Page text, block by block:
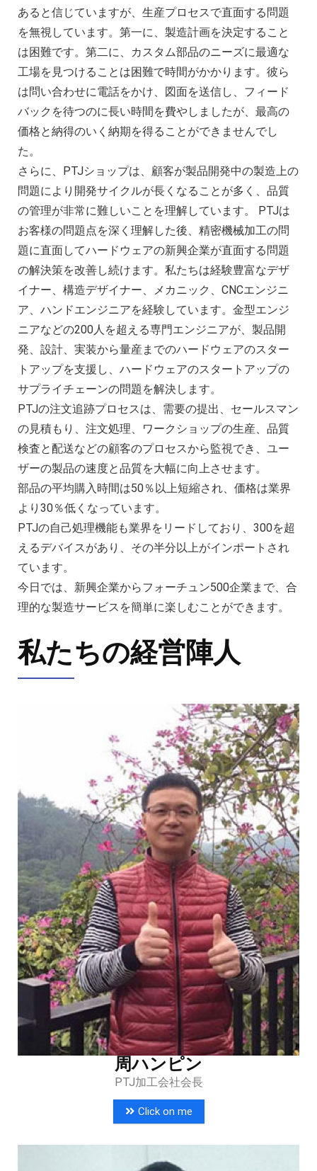
CNC機械加工部品の材料選択時の考慮点
2025年における日本の機械加工業界への影
あると信じていますが、生産プロセスで直面する問題
を無視しています。第一に、製造計画を決定すること
は困難です。第二に、カスタム部品のニーズに最適な
工場を見つけることは困難で時間がかかります。彼ら
は問い合わせに電話をかけ、図面を送信し、フィード
バックを待つのに長い時間を費やしましたが、最高の
価格と納得のいく納期を得ることができませんでし
た。
さらに、PTJショップは、顧客が製品開発中の製造上の
問題により開発サイクルが長くなることが多く、品質
の管理が非常に難しいことを理解しています。 PTJは
お客様の問題点を深く理解した後、精密機械加工の問
題に直面してハードウェアの新興企業が直面する問題
の解決策を改善し続けます。私たちは経験豊富なデザ
イナー、構造デザイナー、メカニック、CNCエンジニ
ア、ハンドエンジニアを経験しています。金型エンジ
ニアなどの200人を超える専門エンジニアが、製品開
発、設計、実装から量産までのハードウェアのスター
トアップを支援し、ハードウェアのスタートアップの
サプライチェーンの問題を解決します。
PTJの注文追跡プロセスは、需要の提出、セールスマン
の見積もり、注文処理、ワークショップの生産、品質
検査と配送などの顧客のプロセスから監視でき、ユー
ザーの製品の速度と品質を大幅に向上させます。
部品の平均購入時間は50％以上短縮され、価格は業界
より30％低くなっています。
PTJの自己処理機能も業界をリードしており、300を超
えるデバイスがあり、その半分以上がインポートされ
ています。
今日では、新興企業からフォーチュン500企業まで、合
理的な製造サービスを簡単に楽しむことができます。
私たちの経営陣人
周ハンピン
PTJ加工会社会長
Click on me